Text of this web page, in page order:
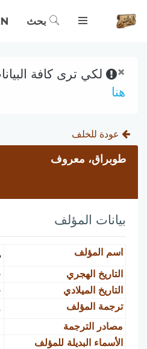
بحث
× لكي ترى كافة
هنا
عودة للخلف
طوبراق، معروف
بيانات المؤلف
اسم المؤلف
التاريخ الهجري
التاريخ الميلادي
ترجمة المؤلف
مصادر الترجمة
الأسماء البديلة للمؤلف